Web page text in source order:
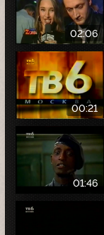
02:06
00:21
01:46